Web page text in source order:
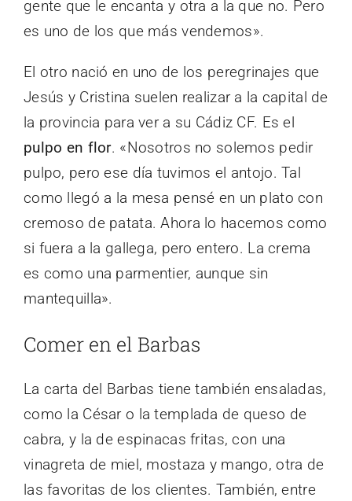
gente que le encanta y otra a la que no. Pero
es uno de los que más vendemos».
El otro nació en uno de los peregrinajes que
Jesús y Cristina suelen realizar a la capital de
la provincia para ver a su Cádiz CF. Es el
pulpo en flor. «Nosotros no solemos pedir
pulpo, pero ese día tuvimos el antojo. Tal
como llegó a la mesa pensé en un plato con
cremoso de patata. Ahora lo hacemos como
si fuera a la gallega, pero entero. La crema
es como una parmentier, aunque sin
mantequilla».
Comer en el Barbas
La carta del Barbas tiene también ensaladas,
como la César o la templada de queso de
cabra, y la de espinacas fritas, con una
vinagreta de miel, mostaza y mango, otra de
las favoritas de los clientes. También, entre